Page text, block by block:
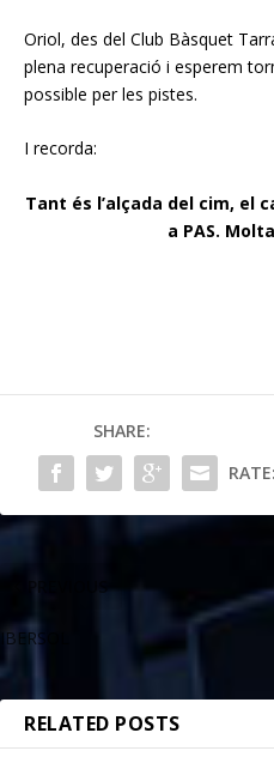
Oriol, des del Club Bàsquet
plena recuperació i esperem
possible per les pistes.
I recorda:
Tant és l’alçada del cim, el
a PAS.
SHARE:
RATE:
PREVIOUS
IBERSOL
RELATED POSTS